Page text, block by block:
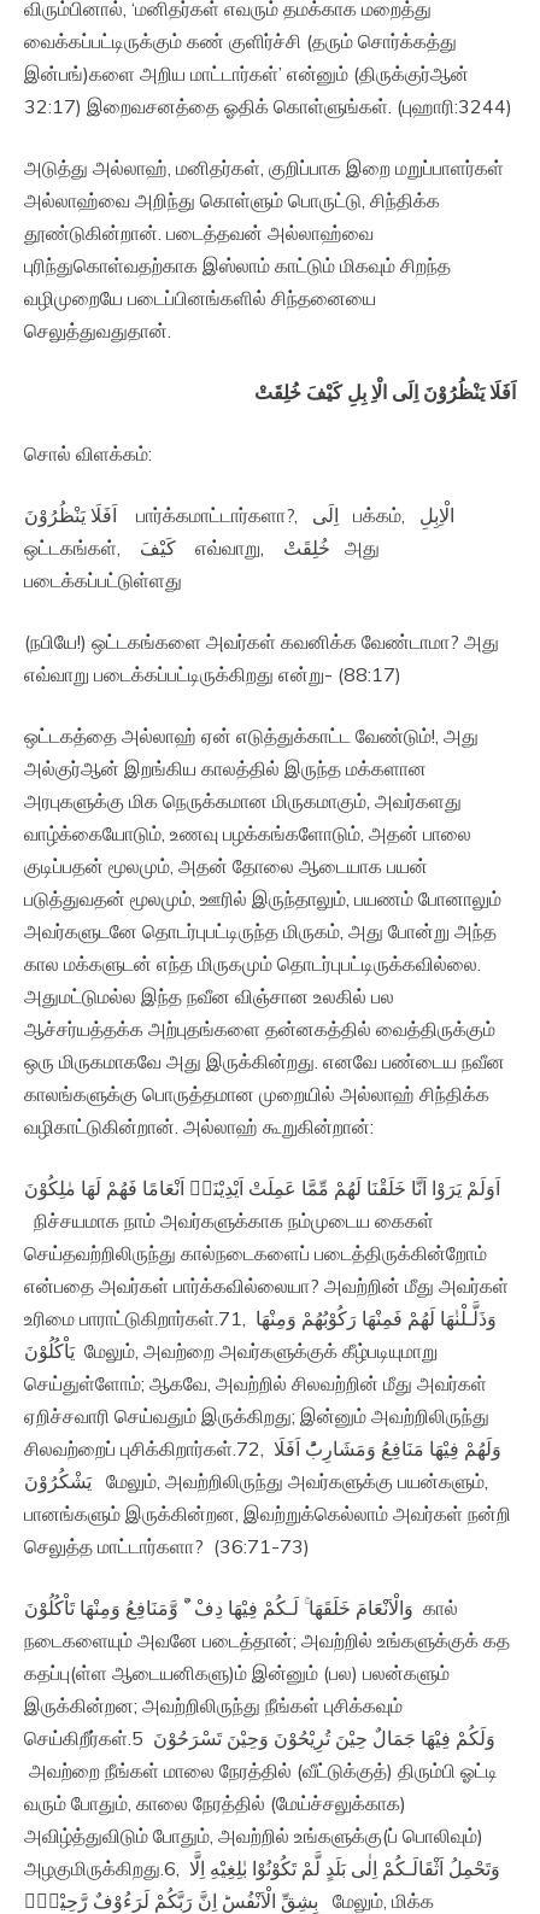
விரும்பினால், ‘மனிதர்கள் எவரும் தமக்காக மறைத்து
வைக்கப்பட்டிருக்கும் கண் குளிர்ச்சி (தரும் சொர்க்கத்து
இன்பங்)களை அறிய மாட்டார்கள்’ என்னும் (திருக்குர்ஆன்
32:17) இறைவசனத்தை ஓதிக் கொள்ளுங்கள். (புஹாரி:3244)
அடுத்து அல்லாஹ், மனிதர்கள், குறிப்பாக இறை மறுப்பாளர்கள்
அல்லாஹ்வை அறிந்து கொள்ளும் பொருட்டு, சிந்திக்க
தூண்டுகின்றான். படைத்தவன் அல்லாஹ்வை
புரிந்துகொள்வதற்காக இஸ்லாம் காட்டும் மிகவும் சிறந்த
வழிமுறையே படைப்பினங்களில் சிந்தனையை
செலுத்துவதுதான்.
اَفَلَا يَنْظُرُوْنَ اِلَى الْاِ بِلِ كَيْفَ خُلِقَتْ
சொல் விளக்கம்:
اَفَلَا يَنْظُرُوْنَ பார்க்கமாட்டார்களா?, اِلَى பக்கம், الْاِبِلِ
ஒட்டகங்கள், كَيْفَ எவ்வாறு, خُلِقَتْ‏ அது
படைக்கப்பட்டுள்ளது
(நபியே!) ஒட்டகங்களை அவர்கள் கவனிக்க வேண்டாமா? அது
எவ்வாறு படைக்கப்பட்டிருக்கிறது என்று- (88:17)
ஒட்டகத்தை அல்லாஹ் ஏன் எடுத்துக்காட்ட வேண்டும்!, அது
அல்குர்ஆன் இறங்கிய காலத்தில் இருந்த மக்களான
அரபுகளுக்கு மிக நெருக்கமான மிருகமாகும், அவர்களது
வாழ்க்கையோடும், உணவு பழக்கங்களோடும், அதன் பாலை
குடிப்பதன் மூலமும், அதன் தோலை ஆடையாக பயன்
படுத்துவதன் மூலமும், ஊரில் இருந்தாலும், பயணம் போனாலும்
அவர்களுடனே தொடர்புபட்டிருந்த மிருகம், அது போன்று அந்த
கால மக்களுடன் எந்த மிருகமும் தொடர்புபட்டிருக்கவில்லை.
அதுமட்டுமல்ல இந்த நவீன விஞ்சான உலகில் பல
ஆச்சர்யத்தக்க அற்புதங்களை தன்னகத்தில் வைத்திருக்கும்
ஒரு மிருகமாகவே அது இருக்கின்றது. எனவே பண்டைய நவீன
காலங்களுக்கு பொருத்தமான முறையில் அல்லாஹ் சிந்திக்க
வழிகாட்டுகின்றான். அல்லாஹ் கூறுகின்றான்:
اَوَلَمْ يَرَوْا اَنَّا خَلَقْنَا لَهُمْ مِّمَّا عَمِلَتْ اَيْدِيْنَاۤ اَنْعَامًا فَهُمْ لَهَا مٰلِكُوْنَ‏
நிச்சயமாக நாம் அவர்களுக்காக நம்முடைய கைகள்
செய்தவற்றிலிருந்து கால்நடைகளைப் படைத்திருக்கின்றோம்
என்பதை அவர்கள் பார்க்கவில்லையா? அவற்றின் மீது அவர்கள்
உரிமை பாராட்டுகிறார்கள்.71, وَذَلَّـلْنٰهَا لَهُمْ فَمِنْهَا رَكُوْبُهُمْ وَمِنْهَا
يَاْكُلُوْنَ‏ மேலும், அவற்றை அவர்களுக்குக் கீழ்படியுமாறு
செய்துள்ளோம்; ஆகவே, அவற்றில் சிலவற்றின் மீது அவர்கள்
ஏறிச்சவாரி செய்வதும் இருக்கிறது; இன்னும் அவற்றிலிருந்து
சிலவற்றைப் புசிக்கிறார்கள்.72, وَلَهُمْ فِيْهَا مَنَافِعُ وَمَشَارِبُ‌ؕ اَفَلَا
يَشْكُرُوْنَ‏ மேலும், அவற்றிலிருந்து அவர்களுக்கு பயன்களும்,
பானங்களும் இருக்கின்றன, இவற்றுக்கெல்லாம் அவர்கள் நன்றி
செலுத்த மாட்டார்களா? (36:71-73)
وَالْاَنْعَامَ خَلَقَهَا‌ ۚ لَـكُمْ فِيْهَا دِفْ ٴٌ وَّمَنَافِعُ وَمِنْهَا تَاْكُلُوْنَ‏ கால்
நடைகளையும் அவனே படைத்தான்; அவற்றில் உங்களுக்குக் கத
கதப்பு(ள்ள ஆடையனிகளு)ம் இன்னும் (பல) பலன்களும்
இருக்கின்றன; அவற்றிலிருந்து நீங்கள் புசிக்கவும்
செய்கிறீர்கள்.5 وَلَكُمْ فِيْهَا جَمَالٌ حِيْنَ تُرِيْحُوْنَ وَحِيْنَ تَسْرَحُوْنَ
அவற்றை நீங்கள் மாலை நேரத்தில் (வீட்டுக்குத்) திரும்பி ஓட்டி
வரும் போதும், காலை நேரத்தில் (மேய்ச்சலுக்காக)
அவிழ்த்துவிடும் போதும், அவற்றில் உங்களுக்கு(ப் பொலிவும்)
அழகுமிருக்கிறது.6, وَتَحْمِلُ اَثْقَالَـكُمْ اِلٰى بَلَدٍ لَّمْ تَكُوْنُوْا بٰلِغِيْهِ اِلَّا
بِشِقِّ الْاَنْفُسِ‌ؕ اِنَّ رَبَّكُمْ لَرَءُوْفٌ رَّحِيْمٌۙ‏ மேலும், மிக்க